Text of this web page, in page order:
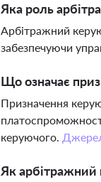
Яка роль
Арбітражний
забезпечуючи
Що означає
Призначення
керуючого.
Як арбітражний